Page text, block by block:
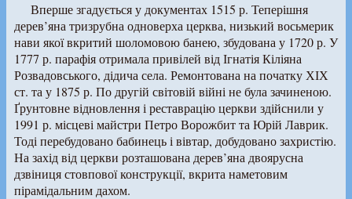
Вперше згадується у документах 1515 р. Теперішня
дерев’яна тризрубна одноверха церква, низький восьмерик
нави якої вкритий шоломовою банею, збудована у 1720 р. У
1777 р. парафія отримала привілей від Ігнатія Кіліяна
Розвадовського, дідича села. Ремонтована на початку ХІХ
ст. та у 1875 р. По другій світовій війні не була зачиненою.
Ґрунтовне відновлення і реставрацію церкви здійснили у
1991 р. місцеві майстри Петро Ворожбит та Юрій Лаврик.
Тоді перебудовано бабинець і вівтар, добудовано захристію.
На захід від церкви розташована дерев’яна двоярусна
дзвіниця стовпової конструкції, вкрита наметовим
пірамідальним дахом.